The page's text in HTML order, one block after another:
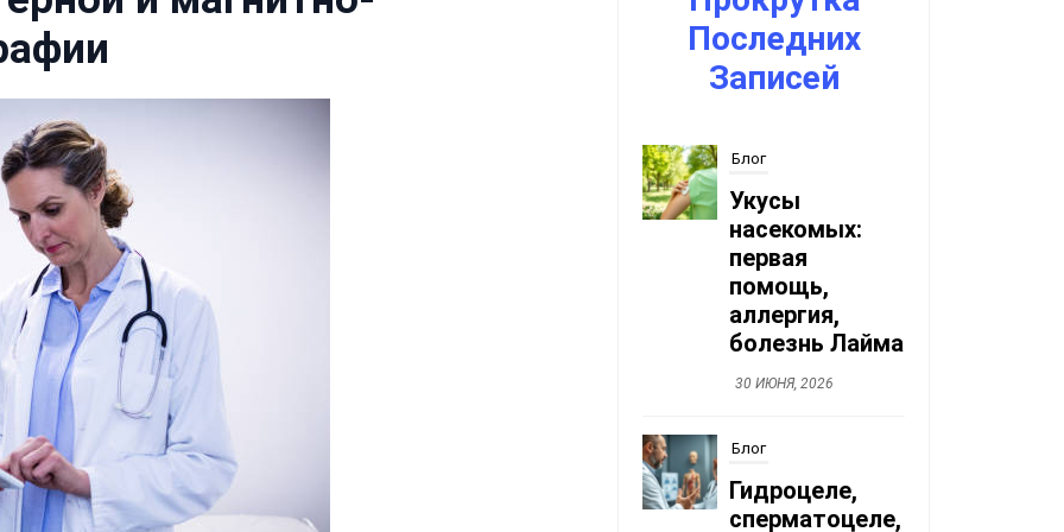
Последних
Записей
Блог
Укусы
насекомых:
первая
помощь,
аллергия,
болезнь Лайма
30 ИЮНЯ, 2026
Блог
Гидроцеле,
сперматоцеле,